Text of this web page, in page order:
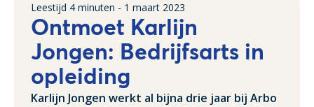
Leestijd 4 minuten - 1 maart 2023
Ontmoet Karlijn
Jongen: Bedrijfsarts in
opleiding
Karlijn Jongen werkt al bijna drie jaar bij Arbo